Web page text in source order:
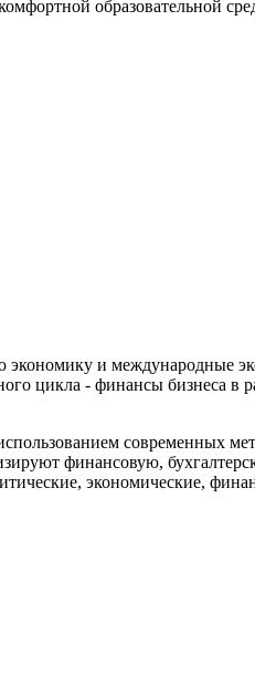
образовательной
и международные
цикла - финансы бизнеса в
современных
финансовую,
экономические,